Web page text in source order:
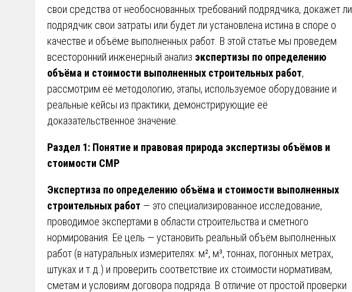
свои средства от необоснованных требований подрядчика, докажет ли
подрядчик свои затраты или будет ли установлена истина в споре о
качестве и объёме выполненных работ. В этой статье мы проведем
всесторонний инженерный анализ экспертизы по определению
объёма и стоимости выполненных строительных работ,
рассмотрим её методологию, этапы, используемое оборудование и
реальные кейсы из практики, демонстрирующие её
доказательственное значение.
Раздел 1: Понятие и правовая природа экспертизы объёмов и
стоимости СМР
Экспертиза по определению объёма и стоимости выполненных
строительных работ — это специализированное исследование,
проводимое экспертами в области строительства и сметного
нормирования. Её цель — установить реальный объём выполненных
работ (в натуральных измерителях: м², м³, тоннах, погонных метрах,
штуках и т.д.) и проверить соответствие их стоимости нормативам,
сметам и условиям договора подряда. В отличие от простой проверки